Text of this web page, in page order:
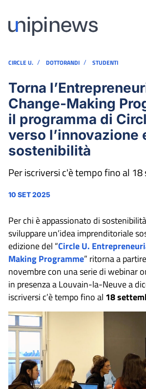
CIRCLE U. / DOTTORANDI / STUDENTI
Torna
Change-Making
il programma di
verso l’innovazione
sostenibilità
Per iscriversi c'è tempo fino al
10 SET 2025
Per chi è appassionato di
sviluppare un’idea imprenditoriale
edizione del “Circle U.
Making Programme” ritorna a
novembre con una serie di webinar
in presenza a Louvain-la-Neuve a
iscriversi c’è tempo fino al 18